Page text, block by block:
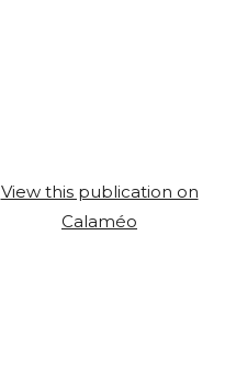
View this publication on
Calaméo